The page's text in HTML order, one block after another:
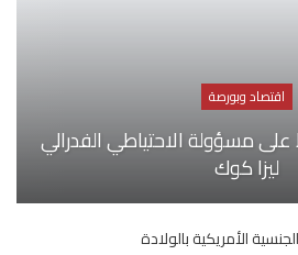
اقتصاد وبورصة
مسؤولة الاحتياطي الفدرالي
ليزا كوك
الأمريكية بالولادة